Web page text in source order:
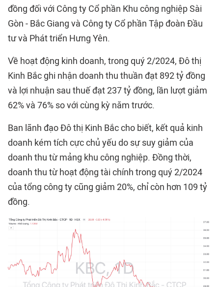
đồng đối với Công ty Cổ phần Khu công nghiệp Sài
Gòn - Bắc Giang và Công ty Cổ phần Tập đoàn Đầu
tư và Phát triển Hưng Yên.
Về hoạt động kinh doanh, trong quý 2/2024, Đô thị
Kinh Bắc ghi nhận doanh thu thuần đạt 892 tỷ đồng
và lợi nhuận sau thuế đạt 237 tỷ đồng, lần lượt giảm
62% và 76% so với cùng kỳ năm trước.
Ban lãnh đạo Đô thị Kinh Bắc cho biết, kết quả kinh
doanh kém tích cực chủ yếu do sự suy giảm của
doanh thu từ mảng khu công nghiệp. Đồng thời,
doanh thu từ hoạt động tài chính trong quý 2/2024
của tổng công ty cũng giảm 20%, chỉ còn hơn 109 tỷ
đồng.